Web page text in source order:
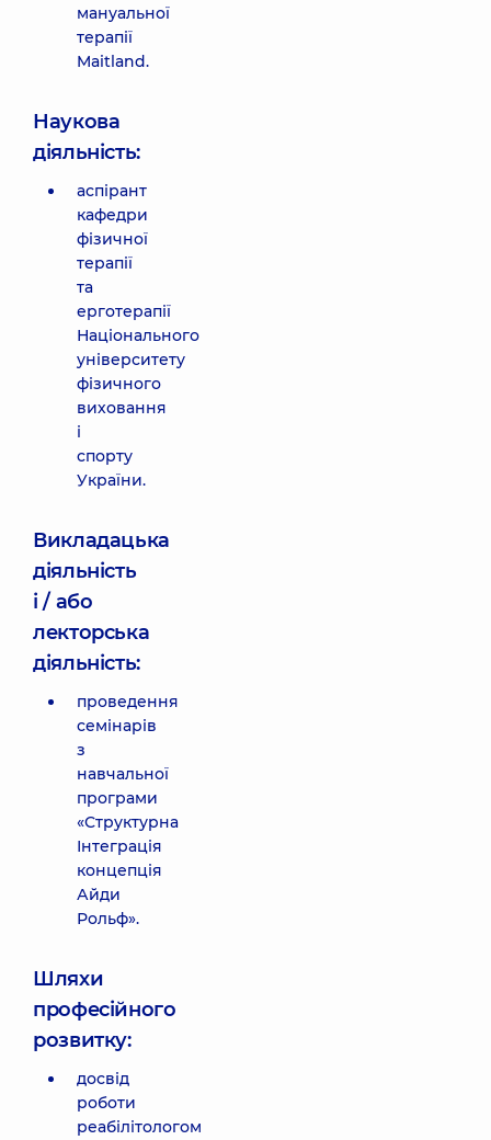
мануальної
терапії
Maitland.
Наукова
діяльність:
аспірант
кафедри
фізичної
терапії
та
ерготерапії
Національного
університету
фізичного
виховання
і
спорту
України.
Викладацька
діяльність
і / або
лекторська
діяльність:
проведення
семінарів
з
навчальної
програми
«Структурна
Інтеграція
концепція
Айди
Рольф».
Шляхи
професійного
розвитку:
досвід
роботи
реабілітологом